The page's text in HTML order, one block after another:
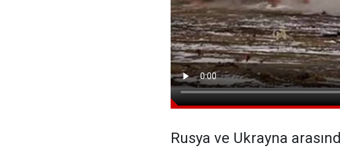
Rusya ve Ukrayna